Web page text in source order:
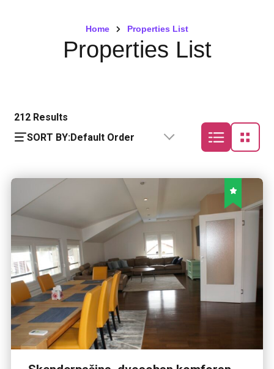
Home Properties List
Properties List
212 Results
SORT BY:Default Order